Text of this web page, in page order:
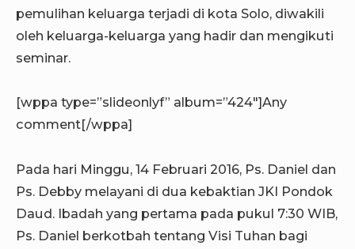
pemulihan keluarga terjadi di kota Solo, diwakili
oleh keluarga-keluarga yang hadir dan mengikuti
seminar.
[wppa type=”slideonlyf” album=”424″]Any
comment[/wppa]
Pada hari Minggu, 14 Februari 2016, Ps. Daniel dan
Ps. Debby melayani di dua kebaktian JKI Pondok
Daud. Ibadah yang pertama pada pukul 7:30 WIB,
Ps. Daniel berkotbah tentang Visi Tuhan bagi